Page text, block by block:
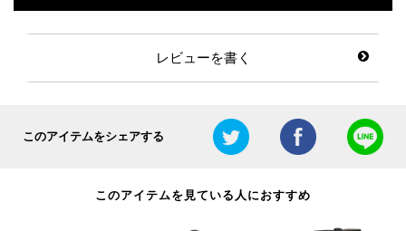
レビューを書く
このアイテムをシェアする
このアイテムを見ている人におすすめ